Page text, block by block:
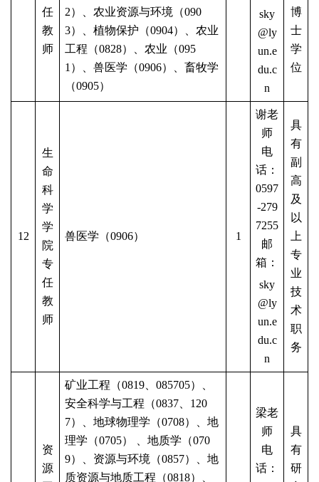
任
教
师
2）、农业资源与环境（090
3）、植物保护（0904）、农业
工程（0828）、农业（095
1）、兽医学（0906）、畜牧学
（0905）
sky
@ly
un.e
du.c
n
博
士
学
位
12
生
命
科
学
学
院
专
任
教
师
兽医学（0906） 1
谢老
师
电
话：
0597
-279
7255
邮
箱：
sky
@ly
un.e
du.c
n
具
有
副
高
及
以
上
专
业
技
术
职
务
资
源
矿业工程（0819、 085705）、
安全科学与工程（0837、120
7）、地球物理学（0708）、地
理学（0705） 、地质学（070
9）、资源与环境（0857）、地
质资源与地质工程（0818）、
梁老
师
电
话：
具
有
研